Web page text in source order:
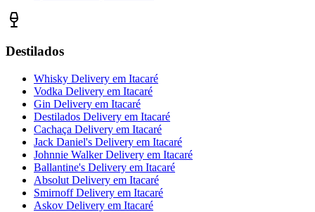
Destilados
Whisky Delivery em Itacaré
Vodka Delivery em Itacaré
Gin Delivery em Itacaré
Destilados Delivery em Itacaré
Cachaça Delivery em Itacaré
Jack Daniel's Delivery em Itacaré
Johnnie Walker Delivery em Itacaré
Ballantine's Delivery em Itacaré
Absolut Delivery em Itacaré
Smirnoff Delivery em Itacaré
Askov Delivery em Itacaré